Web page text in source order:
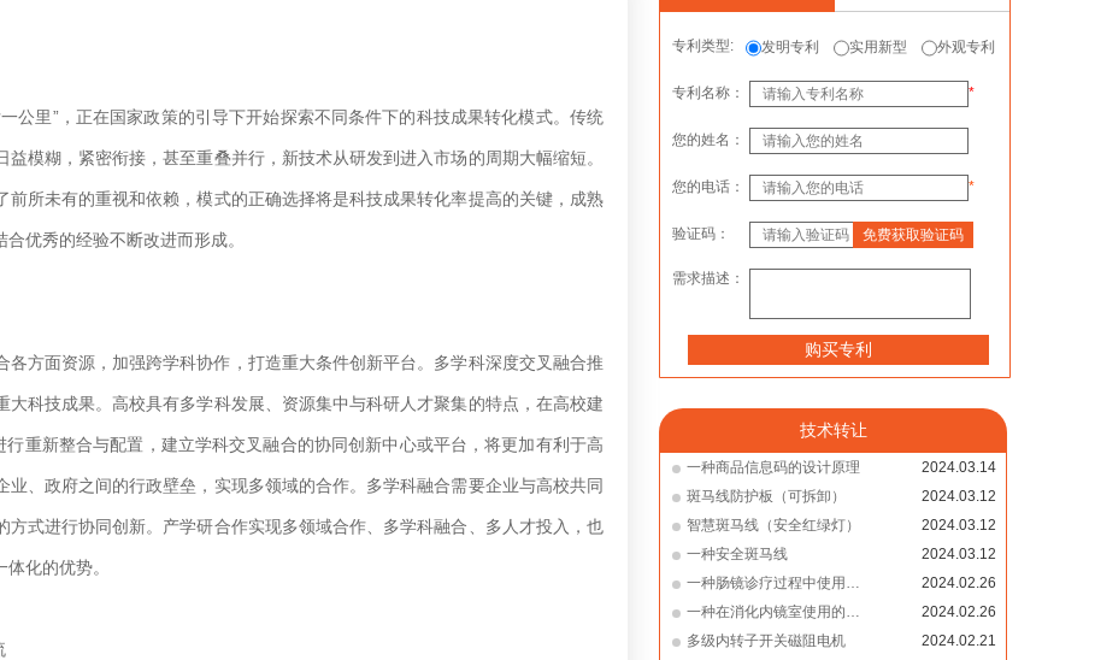
公里”，正在国家政策的引导下开始探索不同条件下的科技成果转化模式。传统
模糊，紧密衔接，甚至重叠并行，新技术从研发到进入市场的周期大幅缩短。
前所未有的重视和依赖，模式的正确选择将是科技成果转化率提高的关键，成熟
优秀的经验不断改进而形成。
面资源，加强跨学科协作，打造重大条件创新平台。多学科深度交叉融合推
科技成果。高校具有多学科发展、资源集中与科研人才聚集的特点，在高校建
重新整合与配置，建立学科交叉融合的协同创新中心或平台，将更加有利于高
、政府之间的行政壁垒，实现多领域的合作。多学科融合需要企业与高校共同
式进行协同创新。产学研合作实现多领域合作、多学科融合、多人才投入，也
化的优势。
专利类型: 发明专利 实用新型 外观专利
专利名称： *
您的姓名：
您的电话： *
验证码： 免费获取验证码
需求描述：
购买专利
技术转让
一种商品信息码的设计原理
2024.03.14
斑马线防护板（可拆卸）
2024.03.12
智慧斑马线（安全红绿灯）
2024.03.12
一种安全斑马线
2024.03.12
一种肠镜诊疗过程中使用的防护巾单
2024.02.26
一种在消化内镜室使用的防护面屏
2024.02.26
多级内转子开关磁阻电机
2024.02.21